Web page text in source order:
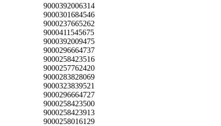
9000392006314
9000301684546
9000237665262
9000411545675
9000392009475
9000296664737
9000258423516
9000257762420
9000283828069
9000323839521
9000296664727
9000258423500
9000258423913
9000258016129